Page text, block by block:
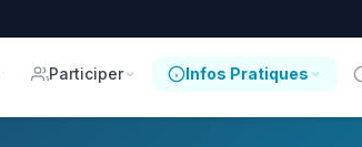
Participer Infos Pratiques